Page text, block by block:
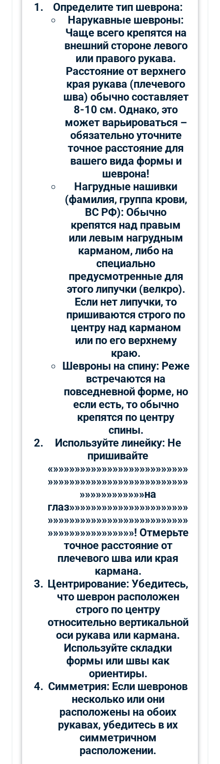
Определите тип шеврона:
Нарукавные шевроны:
Чаще всего крепятся на
внешний стороне левого
или правого рукава.
Расстояние от верхнего
края рукава (плечевого
шва) обычно составляет
8-10 см. Однако, это
может варьироваться –
обязательно уточните
точное расстояние для
вашего вида формы и
шеврона!
Нагрудные нашивки
(фамилия, группа крови,
ВС РФ): Обычно
крепятся над правым
или левым нагрудным
карманом, либо на
специально
предусмотренные для
этого липучки (велкро).
Если нет липучки, то
пришиваются строго по
центру над карманом
или по его верхнему
краю.
Шевроны на спину: Реже
встречаются на
повседневной форме, но
если есть, то обычно
крепятся по центру
спины.
Используйте линейку: Не
пришивайте
«»»»»»»»»»»»»»»»»»»»»»»»»»
»»»»»»»»»»»»»»»»»»»»»»»»»»
»»»»»»»»»»»»на
глаз»»»»»»»»»»»»»»»»»»»»»»
»»»»»»»»»»»»»»»»»»»»»»»»»»
»»»»»»»»»»»»»»»»! Отмерьте
точное расстояние от
плечевого шва или края
кармана.
Центрирование: Убедитесь,
что шеврон расположен
строго по центру
относительно вертикальной
оси рукава или кармана.
Используйте складки
формы или швы как
ориентиры.
Симметрия: Если шевронов
несколько или они
расположены на обоих
рукавах, убедитесь в их
симметричном
расположении.